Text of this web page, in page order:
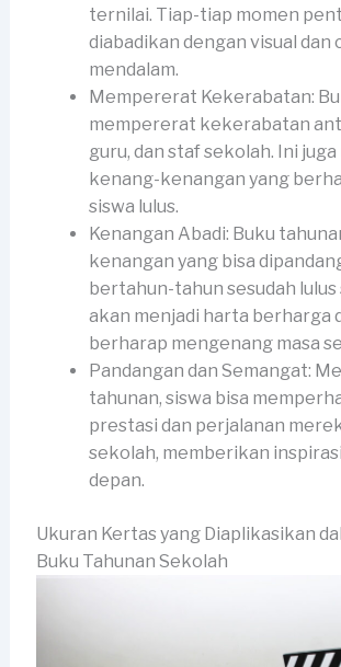
ternilai. Tiap-tiap momen
diabadikan dengan visual dan
mendalam.
Mempererat Kekerabatan:
mempererat kekerabatan
guru, dan staf sekolah. Ini
kenang-kenangan yang
siswa lulus.
Kenangan Abadi: Buku
kenangan yang bisa
bertahun-tahun sesudah lulus
akan menjadi harta berharga
berharap mengenang masa
Pandangan dan Semangat:
tahunan, siswa bisa
prestasi dan perjalanan
sekolah, memberikan
depan.
Ukuran Kertas yang Diaplikasikan
Buku Tahunan Sekolah